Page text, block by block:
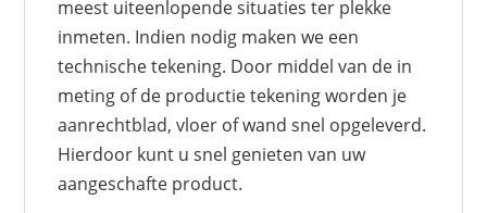
meest uiteenlopende situaties ter plekke
inmeten. Indien nodig maken we een
technische tekening. Door middel van de in
meting of de productie tekening worden je
aanrechtblad, vloer of wand snel opgeleverd.
Hierdoor kunt u snel genieten van uw
aangeschafte product.